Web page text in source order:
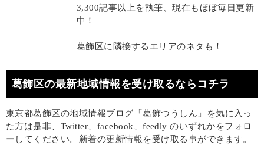
3,300記事以上を執筆、現在もほぼ毎日更新
中！
葛飾区に隣接するエリアのネタも！
葛飾区の最新地域情報を受け取るならコチラ
東京都葛飾区の地域情報ブログ「葛飾つうしん」を気に入っ
た方は是非、Twitter、facebook、feedly のいずれかをフォロ
ーしてください。新着の更新情報を受け取る事ができます。